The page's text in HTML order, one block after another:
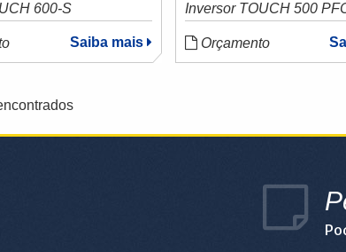
600-S
Saiba mais
Inversor TOUCH 500
Orçamento